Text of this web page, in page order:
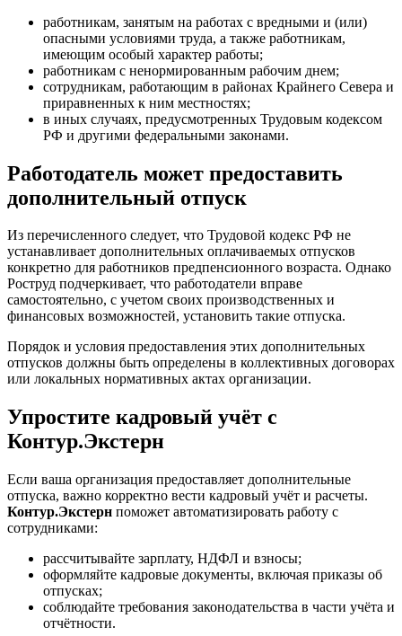
работникам, занятым на работах с вредными и (или)
опасными условиями труда, а также работникам,
имеющим особый характер работы;
работникам с ненормированным рабочим днем;
сотрудникам, работающим в районах Крайнего Севера и
приравненных к ним местностях;
в иных случаях, предусмотренных Трудовым кодексом
РФ и другими федеральными законами.
Работодатель может предоставить
дополнительный отпуск
Из перечисленного следует, что Трудовой кодекс РФ не
устанавливает дополнительных оплачиваемых отпусков
конкретно для работников предпенсионного возраста. Однако
Роструд подчеркивает, что работодатели вправе
самостоятельно, с учетом своих производственных и
финансовых возможностей, установить такие отпуска.
Порядок и условия предоставления этих дополнительных
отпусков должны быть определены в коллективных договорах
или локальных нормативных актах организации.
Упростите кадровый учёт с
Контур.Экстерн
Если ваша организация предоставляет дополнительные
отпуска, важно корректно вести кадровый учёт и расчеты.
Контур.Экстерн поможет автоматизировать работу с
сотрудниками:
рассчитывайте зарплату, НДФЛ и взносы;
оформляйте кадровые документы, включая приказы об
отпусках;
соблюдайте требования законодательства в части учёта и
отчётности.